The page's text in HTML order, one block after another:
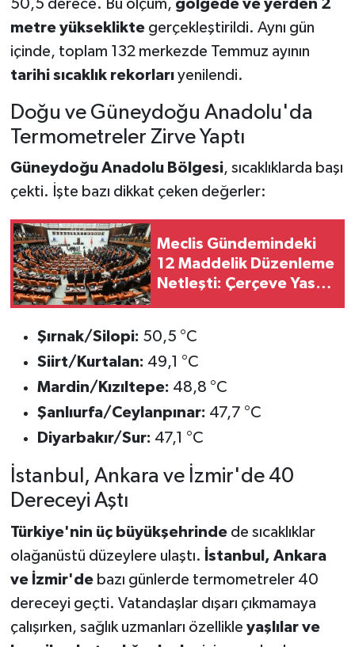
50,5 derece. Bu ölçüm, gölgede ve yerden 2
metre yüksekliktegerçekleştirildi. Aynı gün
içinde, toplam 132 merkezde Temmuz ayının
tarihi sıcaklık rekorlarıyenilendi.
Doğu ve Güneydoğu Anadolu'da
Termometreler Zirve Yaptı
Güneydoğu Anadolu Bölgesi, sıcaklıklarda başı
çekti. İşte bazı dikkat çeken değerler:
Meclis Gündemindeki
12 Maddelik Düzenleme
Netleşti: Çerçeve Yasa
Alıyor?
Şırnak/Silopi: 50,5 °C
Siirt/Kurtalan: 49,1 °C
Mardin/Kızıltepe: 48,8 °C
Şanlıurfa/Ceylanpınar: 47,7 °C
Diyarbakır/Sur: 47,1 °C
İstanbul, Ankara ve İzmir'de 40
Dereceyi Aştı
Türkiye'nin üç büyükşehrindede sıcaklıklar
olağanüstü düzeylere ulaştı. İstanbul, Ankara
ve İzmir'debazı günlerde termometreler 40
dereceyi geçti. Vatandaşlar dışarı çıkmamaya
çalışırken, sağlık uzmanları özellikle yaşlılar ve